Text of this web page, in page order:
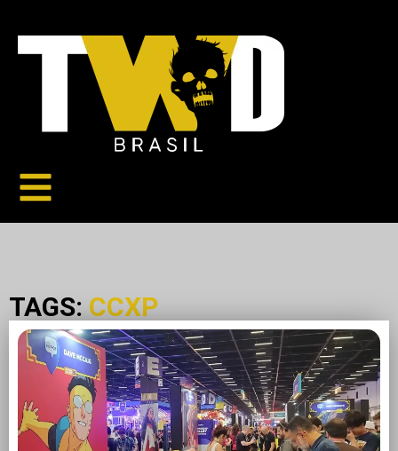
TAGS: CCXP